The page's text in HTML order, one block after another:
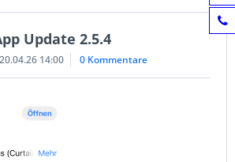
Update 2.5.4
20.04.26 14:00 0 Kommentare